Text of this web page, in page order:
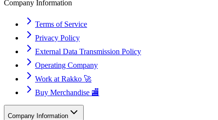
Company Information
Terms of Service
Privacy Policy
External Data Transmission Policy
Operating Company
Work at Rakko 🚀
Buy Merchandise 🏬
Company Information